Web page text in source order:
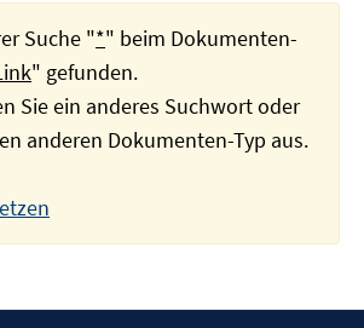
Suche "*" beim Dokumenten-
" gefunden.
Sie ein anderes Suchwort oder
anderen Dokumenten-Typ aus.